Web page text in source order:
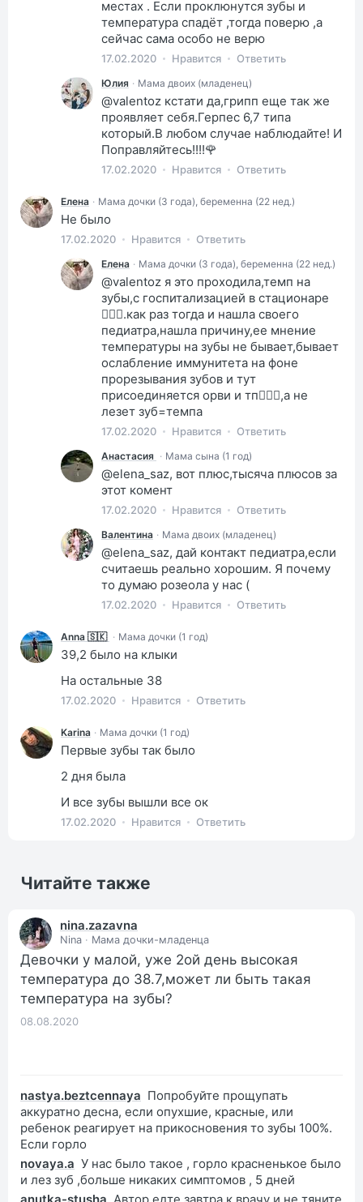
местах . Если проклюнутся зубы и
температура спадёт ,тогда поверю ,а
сейчас сама особо не верю
17.02.2020 Нравится Ответить
Юлия · Мама двоих (младенец)
@valentoz кстати да,грипп еще так же
проявляет себя.Герпес 6,7 типа
который.В любом случае наблюдайте! И
Поправляйтесь!!!!🌹
17.02.2020 Нравится Ответить
Елена · Мама дочки (3 года), беременна (22 нед.)
Не было
17.02.2020 Нравится Ответить
Елена · Мама дочки (3 года), беременна (22 нед.)
@valentoz я это проходила,темп на
зубы,с госпитализацией в стационаре
🤦🏼‍♀️.как раз тогда и нашла своего
педиатра,нашла причину,ее мнение
температуры на зубы не бывает,бывает
ослабление иммунитета на фоне
прорезывания зубов и тут
присоединяется орви и тп🤷🏼‍♀️,а не
лезет зуб=темпа
17.02.2020 Нравится Ответить
Анастасия · Мама сына (1 год)
@elena_saz, вот плюс,тысяча плюсов за
этот комент
17.02.2020 Нравится Ответить
Валентина · Мама двоих (младенец)
@elena_saz, дай контакт педиатра,если
считаешь реально хорошим. Я почему
то думаю розеола у нас (
17.02.2020 Нравится Ответить
Anna 🇸🇰 · Мама дочки (1 год)
39,2 было на клыки
На остальные 38
17.02.2020 Нравится Ответить
Karina · Мама дочки (1 год)
Первые зубы так было
2 дня была
И все зубы вышли все ок
17.02.2020 Нравится Ответить
Читайте также
nina.zazavna
Nina · Мама дочки-младенца
Девочки у малой, уже 2ой день высокая
температура до 38.7,может ли быть такая
температура на зубы?
08.08.2020
nastya.beztcennaya Попробуйте прощупать
аккуратно десна, если опухшие, красные, или
ребенок реагирует на прикосновения то зубы 100%.
Если горло
novaya.a У нас было такое , горло красненькое было
и лез зуб ,больше никаких симптомов , 5 дней